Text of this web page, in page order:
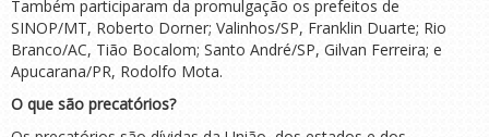
Também participaram da promulgação os prefeitos de
SINOP/MT, Roberto Dorner; Valinhos/SP, Franklin Duarte; Rio
Branco/AC, Tião Bocalom; Santo André/SP, Gilvan Ferreira; e
Apucarana/PR, Rodolfo Mota.
O que são precatórios?